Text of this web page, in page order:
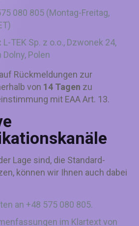
080 805 (Montag-Freitag,
L-TEK Sp. z o.o., Dzwonek 24,
Polen
Rückmeldungen zur
von 14 Tagen zu
mit EAA Art. 13.
Lage sind, die Standard-
können wir Ihnen auch dabei
an +48 575 080 805.
im Klartext von